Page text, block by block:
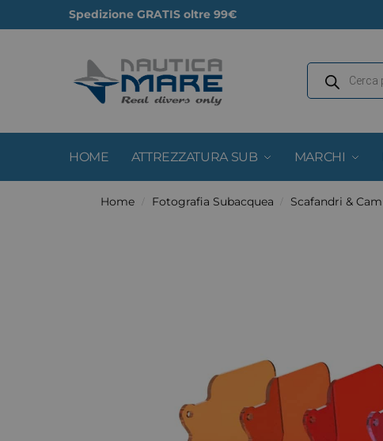
Spedizione GRATIS oltre 99€
HOME ATTREZZATURA SUB MARCHI
Home Fotografia Subacquea Scafandri & Cam